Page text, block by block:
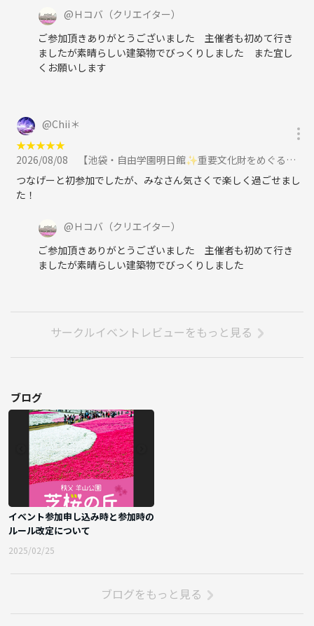
@ Ｈコバ （クリエイター）
ご参加頂きありがとうございました 主催者も初めて行き
ましたが素晴らしい建築物でびっくりしました また宜し
くお願いします
@Chii＊
★★★★★
2026/08/08
【池袋・自由学園明日館✨重要文化財をめぐる特別見学ツアー！建築好き歓迎／に参加
つなげーと初参加でしたが、みなさん気さくで楽しく過ごせまし
た！
@ Ｈコバ （クリエイター）
ご参加頂きありがとうございました 主催者も初めて行き
ましたが素晴らしい建築物でびっくりしました
サークルイベントレビューをもっと見る
ブログ
イベント参加申し込み時と参加時の
ルール改定について
2025/02/25
ブログをもっと見る